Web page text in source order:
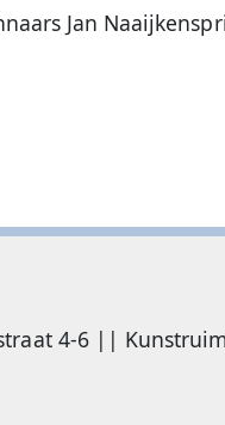
Jan
4-6 ||